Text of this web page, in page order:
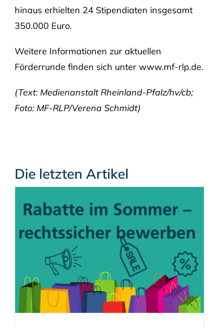
hinaus erhielten 24 Stipendiaten insgesamt
350.000 Euro.
Weitere Informationen zur aktuellen
Förderrunde finden sich unter www.mf-rlp.de.
(Text: Medienanstalt Rheinland-Pfalz/hv/cb;
Foto: MF-RLP/Verena Schmidt)
Die letzten Artikel